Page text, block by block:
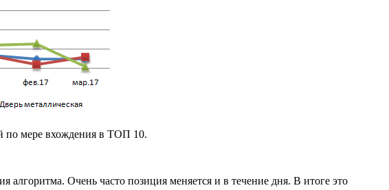
по мере вхождения в ТОП 10.
Очень часто позиция меняется и в течение дня. В итоге это